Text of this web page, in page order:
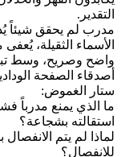
التقدير.
مدرب لم يحقق شيئاً
الأسماء الثقيلة،
واضح وصريح، وسط
أصدقاء الصفحة
ستار الغموض:
ما الذي يمنع مدرباً
استقالته بشجاعة؟
لماذا لم يتم
للانفصال؟